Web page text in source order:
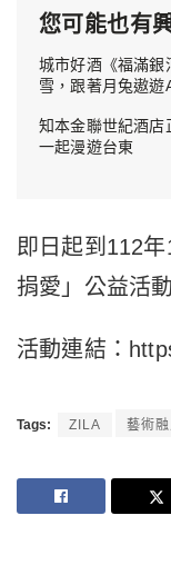
您可能也有
城市好酒《福滿銀
雪，跟著月兔遨遊
知本金聯世紀酒店
一起漫遊台東
即日起到112
捐愛」公益活
活動連結：
Tags: ZILA 藝術